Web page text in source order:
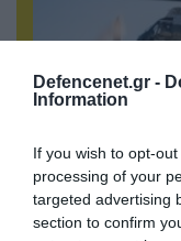
Defencenet.gr -
Information
If you wish to opt-
processing of your
targeted advertising
section to confirm
06.08.2026 | 09:02
ΗΠΑ: Nέα
προεδρικό